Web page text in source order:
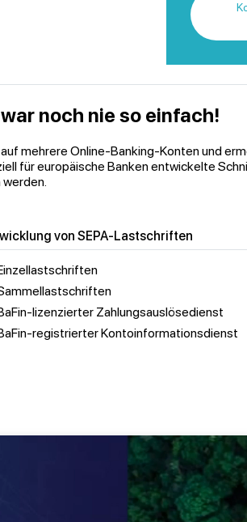
noch nie so einfach!
mehrere Online-Banking-Konten und
für europäische Banken entwickelte
von SEPA-Lastschriften
lizenzierter Zahlungsauslösedienst
registrierter Kontoinformationsdienst